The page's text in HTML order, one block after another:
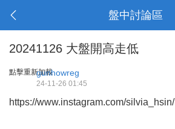
盤中討論區
20241126 大盤開高走低
點擊重新加載gunhowreg
24-11-26 01:45
https://www.instagram.com/silvia_hsin/